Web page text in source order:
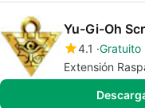
Yu-Gi-Oh
4.1 Gratuito
Extensión